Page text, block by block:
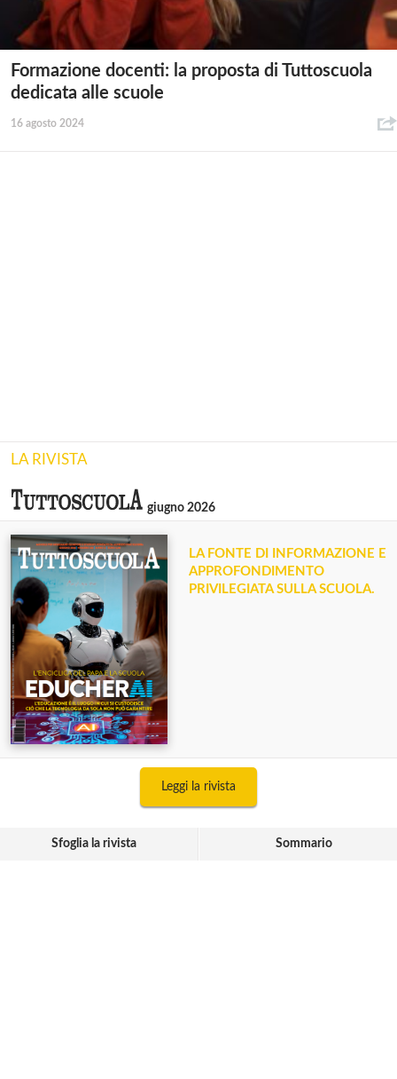
Formazione docenti: la proposta di Tuttoscuola
dedicata alle scuole
16 agosto 2024
LA RIVISTA
giugno 2026
LA FONTE DI INFORMAZIONE E
APPROFONDIMENTO
PRIVILEGIATA SULLA SCUOLA.
Leggi la rivista
Sfoglia la rivista Sommario